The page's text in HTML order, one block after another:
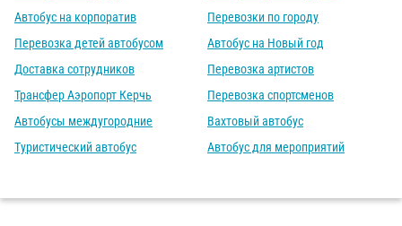
Автобус на корпоратив
Перевозка детей автобусом
Доставка сотрудников
Трансфер Аэропорт Керчь
Автобусы междугородние
Туристический автобус
Перевозки по городу
Автобус на Новый год
Перевозка артистов
Перевозка спортсменов
Вахтовый автобус
Автобус для мероприятий